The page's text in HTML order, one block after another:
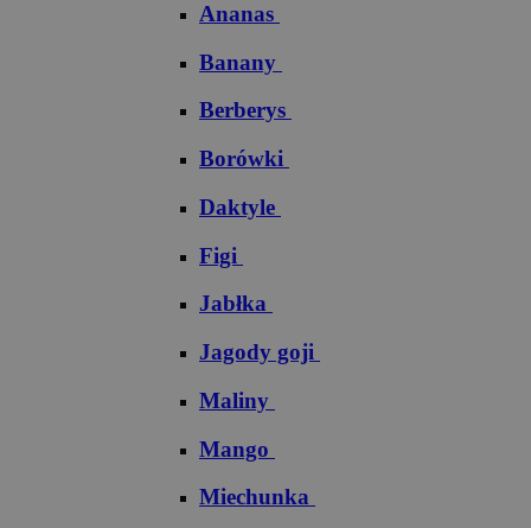
Ananas
Banany
Berberys
Borówki
Daktyle
Figi
Jabłka
Jagody goji
Maliny
Mango
Miechunka